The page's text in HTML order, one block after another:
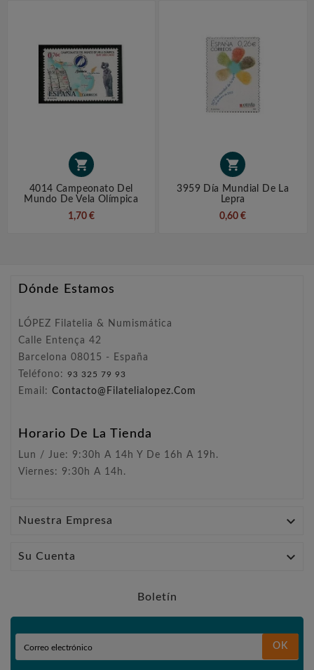

4014 Campeonato Del
Mundo De Vela Olímpica
1,70 €

3959 Día Mundial De La
Lepra
0,60 €
Dónde Estamos
LÓPEZ Filatelia & Numismática
Calle Entença 42
Barcelona 08015 - España
Teléfono: 93 325 79 93
Email: Contacto@filatelialopez.com
Horario De La Tienda
Lun / Jue: 9:30h A 14h Y De 16h A 19h.
Viernes: 9:30h A 14h.
Nuestra Empresa 
Su Cuenta 
Boletín
OK